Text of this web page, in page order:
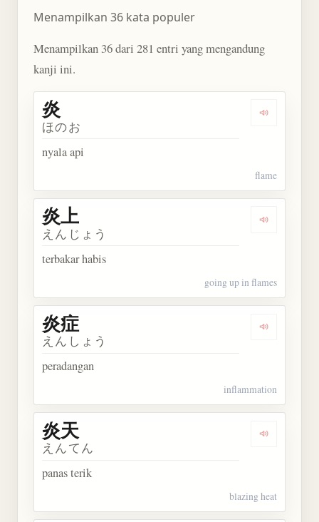
Menampilkan 36 kata populer
Menampilkan 36 dari 281 entri yang mengandung
kanji ini.
Dengarkan
炎
ほのお
nyala api
flame
Dengarkan
炎上
えんじょう
terbakar habis
going up in flames
Dengarkan
炎症
えんしょう
peradangan
inflammation
Dengarkan
炎天
えんてん
panas terik
blazing heat